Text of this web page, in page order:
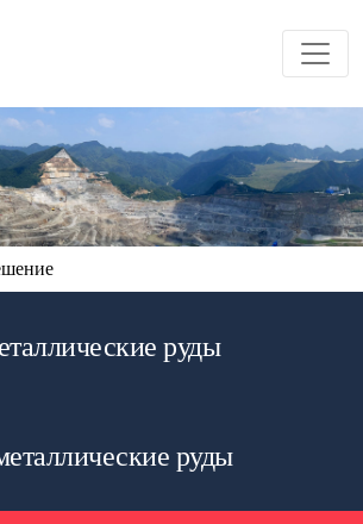
руды
руды